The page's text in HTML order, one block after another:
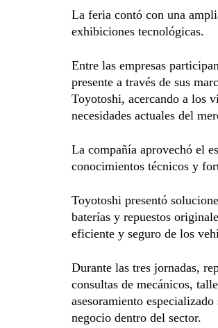
La feria contó con una
exhibiciones tecnológicas.
Entre las empresas
presente a través de sus
Toyotoshi, acercando a los
necesidades actuales del
La compañía aprovechó el
conocimientos técnicos y
Toyotoshi presentó
baterías y repuestos
eficiente y seguro de los
Durante las tres jornadas,
consultas de mecánicos,
asesoramiento
negocio dentro del sector.